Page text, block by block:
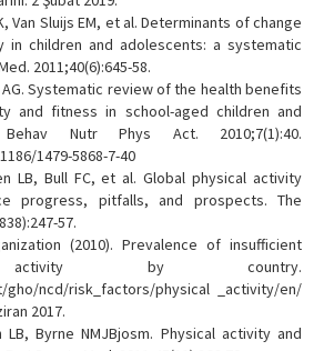
Van Sluijs EM, et al. Determinants of change
in children and adolescents: a systematic
2011;40(6):645-58.
AG. Systematic review of the health benefits
and fitness in school-aged children and
Nutr Phys Act. 2010;7(1):40.
1479-5868-7-40
LB, Bull FC, et al. Global physical activity
progress, pitfalls, and prospects. The
57.
(2010). Prevalence of insufficient
activity by country.
gho/ncd/risk_factors/physical _activity/en/
2017.
LB, Byrne NMJBjosm. Physical activity and